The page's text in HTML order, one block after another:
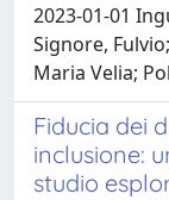
2023-01-01
Signore,
Maria Velia;
Fiducia dei
inclusione:
studio